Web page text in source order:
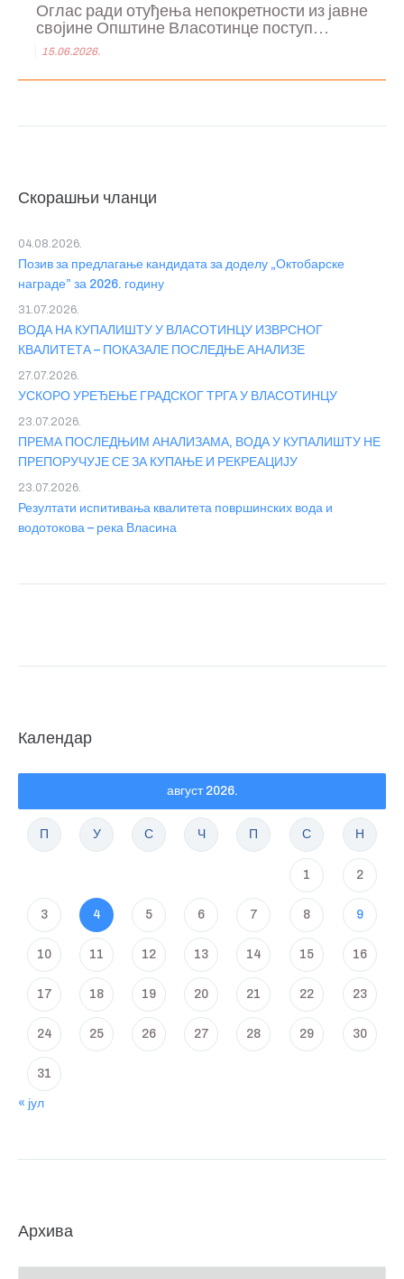
Оглас ради отуђења непокретности из јавне
својине Општине Власотинце поступ...
15.06.2026.
Скорашњи чланци
Позив за предлагање кандидата за доделу „Октобарске
награде” за 2026. годину
04.08.2026.
ВОДА НА КУПАЛИШТУ У ВЛАСОТИНЦУ ИЗВРСНОГ
КВАЛИТЕТА – ПОКАЗАЛЕ ПОСЛЕДЊЕ АНАЛИЗЕ
31.07.2026.
УСКОРО УРЕЂЕЊЕ ГРАДСКОГ ТРГА У ВЛАСОТИНЦУ
27.07.2026.
ПРЕМА ПОСЛЕДЊИМ АНАЛИЗАМА, ВОДА У КУПАЛИШТУ НЕ
ПРЕПОРУЧУЈЕ СЕ ЗА КУПАЊЕ И РЕКРЕАЦИЈУ
23.07.2026.
Резултати испитивања квалитета површинских вода и
водотокова – река Власина
23.07.2026.
Календар
август 2026.
П У С Ч П С Н
1 2
3 4 5 6 7 8 9
10 11 12 13 14 15 16
17 18 19 20 21 22 23
24 25 26 27 28 29 30
31
« јул
Архива